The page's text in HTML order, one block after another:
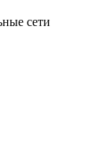
сети